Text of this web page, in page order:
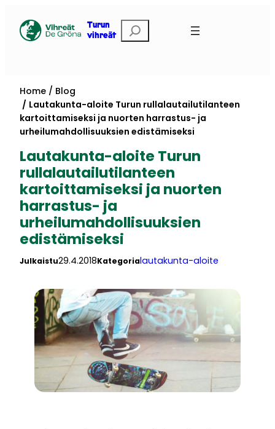
content
Turun
vihreät
Etsi
Home
Blog
Lautakunta-aloite Turun rullalautailutilanteen
kartoittamiseksi ja nuorten harrastus- ja
urheilumahdollisuuksien edistämiseksi
Lautakunta-aloite Turun
rullalautailutilanteen
kartoittamiseksi ja nuorten
harrastus- ja
urheilumahdollisuuksien
edistämiseksi
Julkaistu29.4.2018Kategorialautakunta-aloite